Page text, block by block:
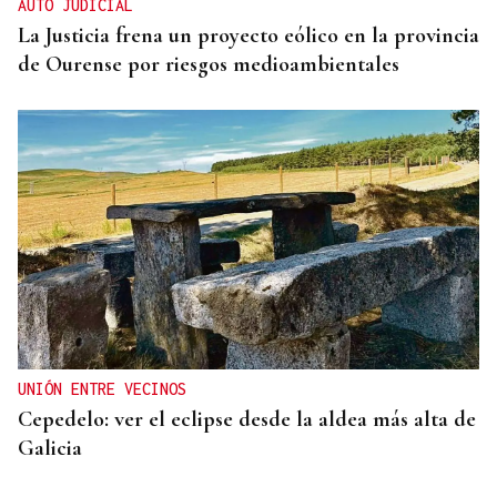
AUTO JUDICIAL
La Justicia frena un proyecto eólico en la provincia
de Ourense por riesgos medioambientales
UNIÓN ENTRE VECINOS
Cepedelo: ver el eclipse desde la aldea más alta de
Galicia